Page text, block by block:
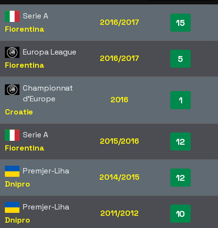
Serie A
Fiorentina
2016/2017 15
Europa League
Fiorentina
2016/2017 5
Championnat
d'Europe
Croatie
2016 1
Serie A
Fiorentina
2015/2016 12
Premjer-Liha
Dnipro
2014/2015 12
Premjer-Liha
Dnipro
2011/2012 10